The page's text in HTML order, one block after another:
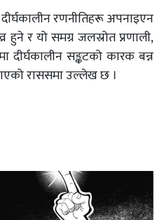
रणनीतिहरू अपनाइएन
हुने र यो समग्र जलस्रोत प्रणाली,
दीर्घकालीन सङ्कटको कारक बन्न
राससमा उल्लेख छ ।